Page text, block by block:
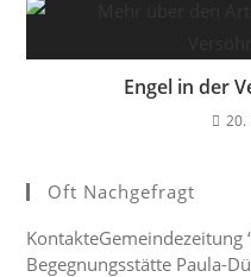
Engel in der
20.
Oft Nachgefragt
KontakteGemeindezeitung
Begegnungsstätte Paula-